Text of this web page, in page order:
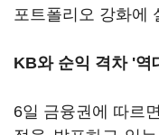
포트폴리오 강화에
KB와 순익 격차 '역
6일 금융권에 따르